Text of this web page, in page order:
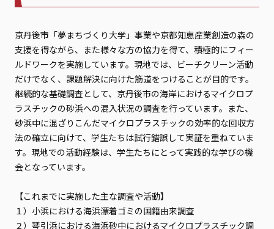
京丹後市「夢まちづくり大学」事業や京都知恵産業創造の森の
支援を得ながら、また様々な方の協力を得て、積極的にフィー
ルドワークを実施しています。現地では、ビーチクリーン活動
だけでなく、課題解決に向けた筋道をつけることが目的です。
継続的な基礎調査として、京丹後市の海岸におけるマイクロプ
ラスチックの砂浜への混入状況の調査を行っています。また、
砂浜中に混ざりこんだマイクロプラスチックの効率的な回収方
法の確立に向けて、学生たちは試行錯誤して実証を重ねていま
す。現地での活動経験は、学生たちにとって実践的な学びの機
会となっています。
【これまでに実施した主な調査や活動】
１）小浜における海浜漂着ゴミの国籍由来調査
２）琴引浜における海浜砂中におけるマイクロプラスチック調